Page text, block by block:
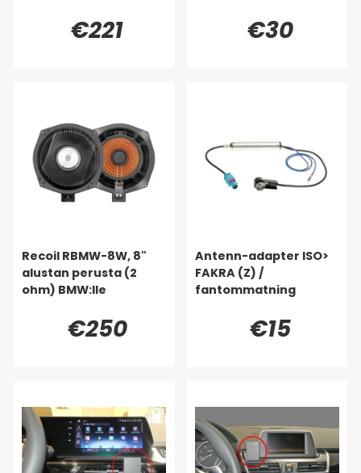
€221 €30
Recoil RBMW-8W, 8"
alustan perusta (2
ohm) BMW:lle
€250
Antenn-adapter ISO>
FAKRA (Z) /
fantommatning
€15